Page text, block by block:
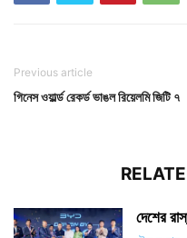
Previous article
গিনেস ওয়ার্ল্ড রেকর্ড ভাঙল রিয়েলমি জিটি ৭
দেশের